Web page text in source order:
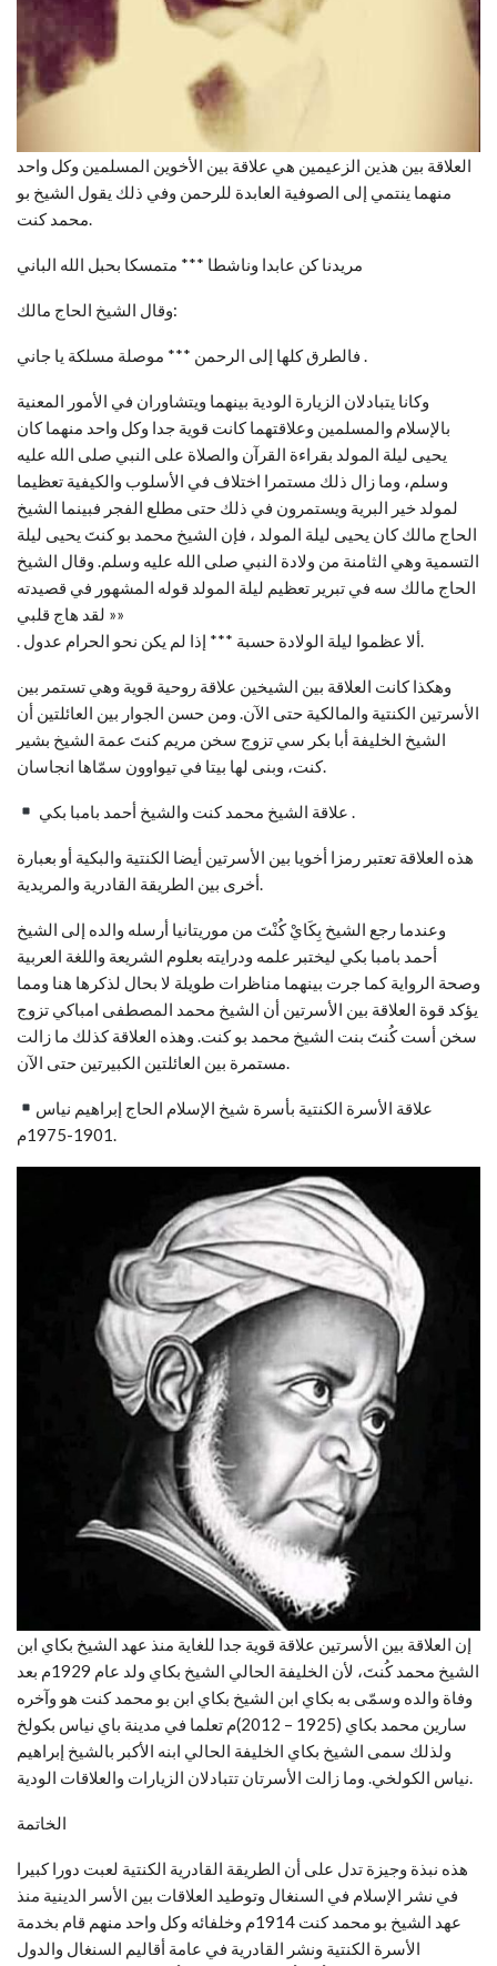
العلاقة بين هذين الزعيمين هي علاقة بين الأخوين المسلمين وكل واحد
منهما ينتمي إلى الصوفية العابدة للرحمن وفي ذلك يقول الشيخ بو
محمد كنت.
مريدنا كن عابدا وناشطا *** متمسكا بحبل الله الباني
وقال الشيخ الحاج مالك:
فالطرق كلها إلى الرحمن *** موصلة مسلكة يا جاني .
وكانا يتبادلان الزيارة الودية بينهما ويتشاوران في الأمور المعنية
بالإسلام والمسلمين وعلاقتهما كانت قوية جدا وكل واحد منهما كان
يحيى ليلة المولد بقراءة القرآن والصلاة على النبي صلى الله عليه
وسلم، وما زال ذلك مستمرا اختلاف في الأسلوب والكيفية تعظيما
لمولد خير البرية ويستمرون في ذلك حتى مطلع الفجر فبينما الشيخ
الحاج مالك كان يحيى ليلة المولد ، فإن الشيخ محمد بو كنتَ يحيى ليلة
التسمية وهي الثامنة من ولادة النبي صلى الله عليه وسلم. وقال الشيخ
الحاج مالك سه في تبرير تعظيم ليلة المولد قوله المشهور في قصيدته
« لقد هاج قلبي»
. ألا عظموا ليلة الولادة حسبة *** إذا لم يكن نحو الحرام عدول.
وهكذا كانت العلاقة بين الشيخين علاقة روحية قوية وهي تستمر بين
الأسرتين الكنتية والمالكية حتی الآن. ومن حسن الجوار بين العائلتين أن
الشيخ الخليفة أبا بكر سي تزوج سخن مريم كنتَ عمة الشيخ بشير
كنت، وبنی لها بيتا في تيواوون سمّاها انجاسان.
علاقة الشيخ محمد كنت والشيخ أحمد بامبا بكي .
هذه العلاقة تعتبر رمزا أخويا بين الأسرتين أيضا الكنتية والبكية أو بعبارة
أخرى بين الطريقة القادرية والمريدية.
وعندما رجع الشيخ بِكَايْ كُنْتَ من موريتانيا أرسله والده إلى الشيخ
أحمد بامبا بكي ليختبر علمه ودرايته بعلوم الشريعة واللغة العربية
وصحة الرواية كما جرت بينهما مناظرات طويلة لا بحال لذكرها هنا ومما
يؤكد قوة العلاقة بين الأسرتين أن الشيخ محمد المصطفى امباكي تزوج
سخن أست كُنتَ بنت الشيخ محمد بو كنت. وهذه العلاقة كذلك ما زالت
مستمرة بين العائلتين الكبيرتين حتى الآن.
علاقة الأسرة الكنتية بأسرة شيخ الإسلام الحاج إبراهيم نياس
1901-1975م.
إن العلاقة بين الأسرتين علاقة قوية جدا للغاية منذ عهد الشيخ بكاي ابن
الشيخ محمد كُنتَ، لأن الخليفة الحالي الشيخ بكاي ولد عام 1929م بعد
وفاة والده وسمّى به بكاي ابن الشيخ بكاي ابن بو محمد كنت هو وآخره
سارين محمد بكاي (1925 – 2012)م تعلما في مدينة باي نياس بكولخ
ولذلك سمى الشيخ بكاي الخليفة الحالي ابنه الأكبر بالشيخ إبراهيم
نياس الكولخي. وما زالت الأسرتان تتبادلان الزيارات والعلاقات الودية.
الخاتمة
هذه نبذة وجيزة تدل على أن الطريقة القادرية الكنتية لعبت دورا كبيرا
في نشر الإسلام في السنغال وتوطيد العلاقات بين الأسر الدينية منذ
عهد الشيخ بو محمد كنت 1914م وخلفائه وكل واحد منهم قام بخدمة
الأسرة الكنتية ونشر القادرية في عامة أقاليم السنغال والدول